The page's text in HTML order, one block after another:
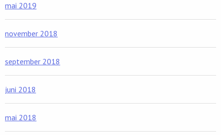
mai 2019
november 2018
september 2018
juni 2018
mai 2018